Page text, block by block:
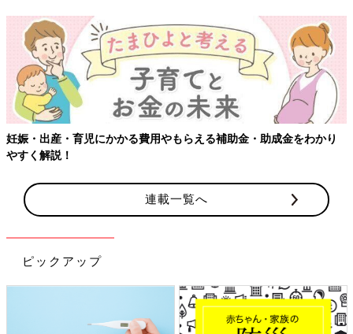
育児にかかる費用やもらえる補助金・助成金をわかり
【ワクチ
連載一覧へ
ピックアップ